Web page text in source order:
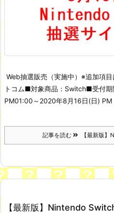
Web抽選販売（実施中） ※追加項
トコム■対象商品：Switch■受付期
PM01:00～2020年8月16日(日) PM
記事を読む 【最新版】
【最新版】Nintendo